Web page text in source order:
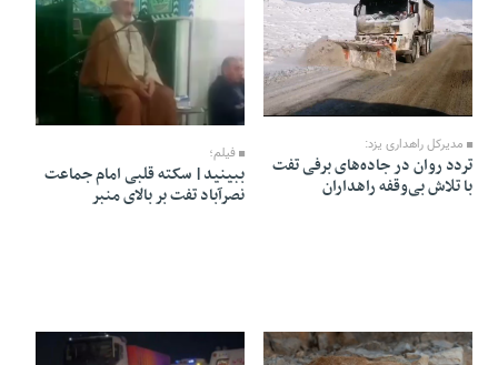
27 Azar 1404 - 16:42
مدیرکل راهداری یزد:
تردد روان در جاده‌های برفی تفت
با تلاش بی‌وقفه راهداران
فیلم؛
ببینید| سکته قلبی امام جماعت
نصرآباد تفت بر بالای منبر